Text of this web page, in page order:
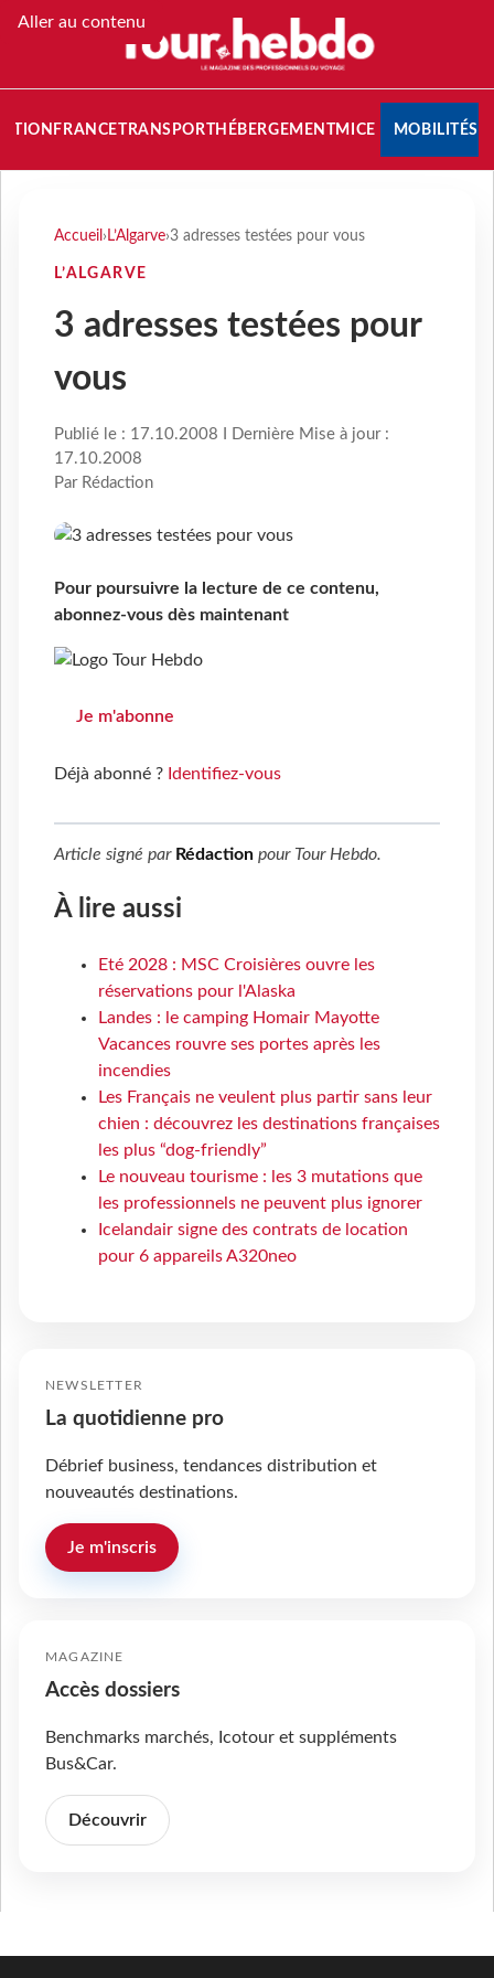
Aller au contenu
FRANCETRANSPORT HÉBERGEMENTMICE MOBILITÉS
Accueil › L’Algarve›3 adresses testées pour vous
L’ALGARVE
3 adresses testées pour
vous
Publié le : 17.10.2008 I Dernière Mise à jour :
17.10.2008
Par Rédaction
Pour poursuivre la lecture de ce contenu,
abonnez-vous dès maintenant
Je m'abonne
Déjà abonné ? Identifiez-vous
Article signé par Rédaction pour Tour Hebdo.
À lire aussi
Eté 2028 : MSC Croisières ouvre les
réservations pour l'Alaska
Landes : le camping Homair Mayotte
Vacances rouvre ses portes après les
incendies
Les Français ne veulent plus partir sans leur
chien : découvrez les destinations françaises
les plus “dog-friendly”
Le nouveau tourisme : les 3 mutations que
les professionnels ne peuvent plus ignorer
Icelandair signe des contrats de location
pour 6 appareils A320neo
NEWSLETTER
La quotidienne pro
Débrief business, tendances distribution et
nouveautés destinations.
Je m'inscris
MAGAZINE
Accès dossiers
Benchmarks marchés, Icotour et suppléments
Bus&Car.
Découvrir